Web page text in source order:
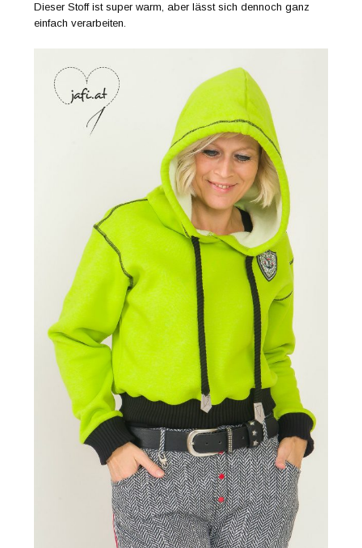
Dieser Stoff ist super warm, aber lässt sich dennoch ganz
einfach verarbeiten.